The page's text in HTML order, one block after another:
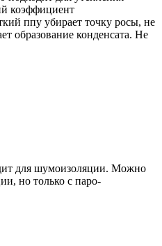
коэффициент
ппу убирает точку росы, не
образование конденсата. Не
для шумоизоляции. Можно
но только с паро-